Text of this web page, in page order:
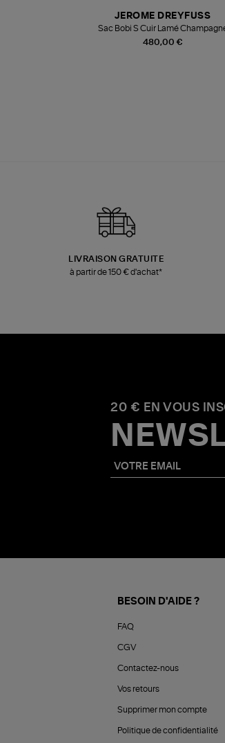
480,00 €
JEROME DREYFUSS
Sac Bobi S Cuir Lamé
LIVRAISON GRATUITE
à partir de 150 € d'achat*
20 € EN VOUS
BESOIN D'AIDE ?
FAQ
CGV
Contactez-nous
Vos retours
Supprimer mon compte
Politique de confidentialité